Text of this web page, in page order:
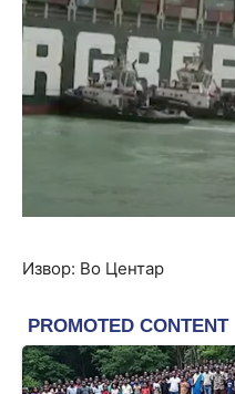
Извор: Во Центар